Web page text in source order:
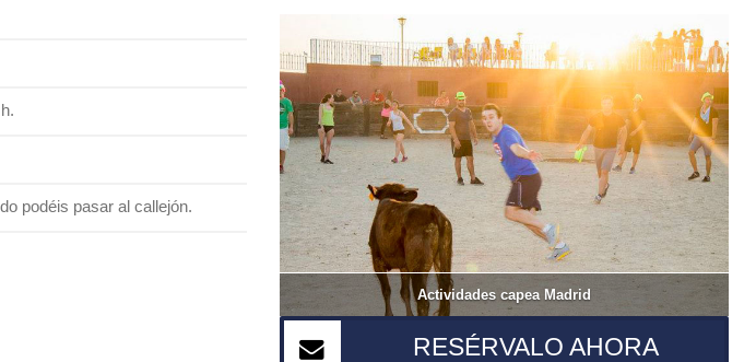
podéis pasar al callejón.
Actividades capea Madrid
RESÉRVALO AHORA